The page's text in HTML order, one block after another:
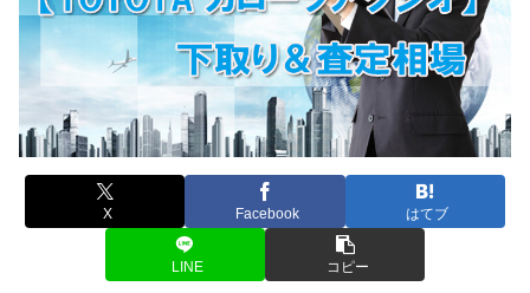
X Facebook はてブ
LINE コピー